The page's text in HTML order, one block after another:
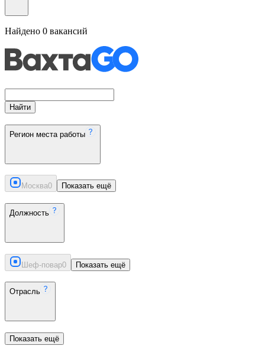
Найдено 0 вакансий
Найти
Регион места работы
Москва0 Показать ещё
Должность
Шеф-повар0 Показать ещё
Отрасль
Показать ещё